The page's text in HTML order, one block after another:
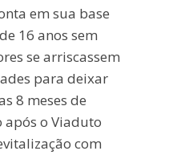
em sua base
16 anos sem
se arriscassem
para deixar
8 meses de
após o Viaduto
com